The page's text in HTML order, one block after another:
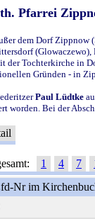
Pfarrei
dem Dorf
Tochterkirche in
Gründen - in
Paul Lüdtke
Bei der
1 4 7
Nr im